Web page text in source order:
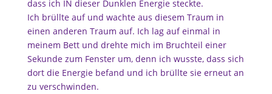
dass ich IN dieser Dunklen Energie steckte.
Ich brüllte auf und wachte aus diesem Traum in
einen anderen Traum auf. Ich lag auf einmal in
meinem Bett und drehte mich im Bruchteil einer
Sekunde zum Fenster um, denn ich wusste, dass sich
dort die Energie befand und ich brüllte sie erneut an
zu verschwinden.